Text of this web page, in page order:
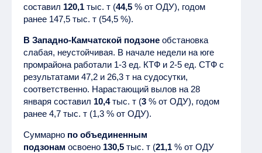
составил 120,1 тыс. т (44,5 % от ОДУ), годом
ранее 147,5 тыс. т (54,5 %).
В Западно-Камчатской подзоне обстановка
слабая, неустойчивая. В начале недели на юге
промрайона работали 1-3 ед. КТФ и 2-5 ед. СТФ с
результатами 47,2 и 26,3 т на судосутки,
соответственно. Нарастающий вылов на 28
января составил 10,4тыс. т (3 % от ОДУ), годом
ранее 4,7 тыс. т (1,3 % от ОДУ).
Суммарно по объединенным
подзонам освоено 130,5 тыс. т (21,1 % от ОДУ